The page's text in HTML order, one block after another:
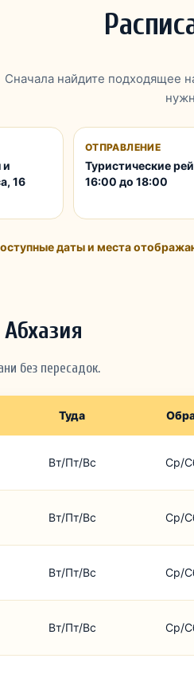
Сначала найдите подходящее
и
16
ОТПРАВЛЕНИЕ
Туристические
16:00 до 18:00
даты и места
без пересадок.
Туда
Вт/Пт/Вс Ср/
Вт/Пт/Вс Ср/
Вт/Пт/Вс Ср/
Вт/Пт/Вс Ср/